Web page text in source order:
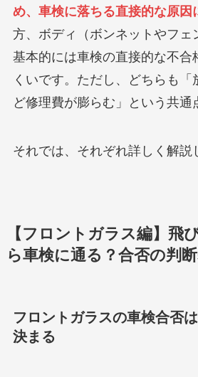
め、車検に落ちる直接的な原因
方、ボディ（ボンネットやフェ
基本的には車検の直接的な不合
くいです。ただし、どちらも「
ど修理費が膨らむ」という共通
それでは、それぞれ詳しく解説
【フロントガラス編】飛
ら車検に通る？合否の判
フロントガラスの車検合否
決まる